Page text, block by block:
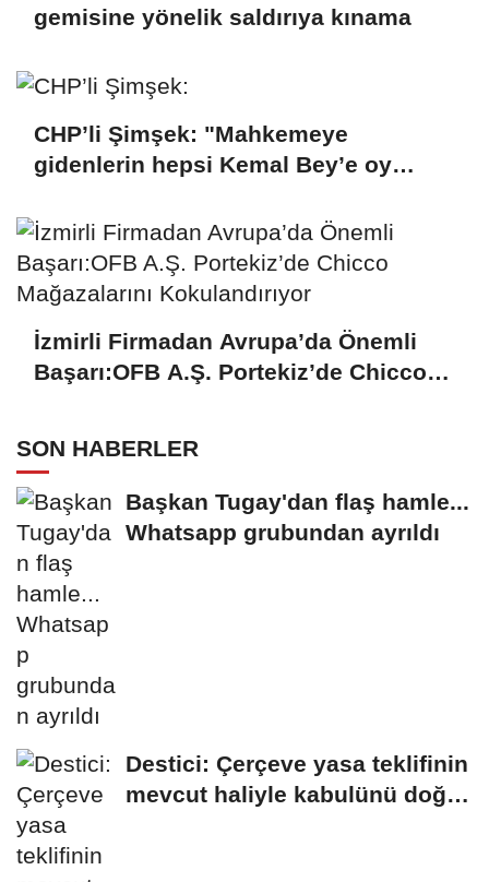
gemisine yönelik saldırıya kınama
CHP’li Şimşek: "Mahkemeye
gidenlerin hepsi Kemal Bey’e oy
İzmirli Firmadan Avrupa’da Önemli
Başarı:OFB A.Ş. Portekiz’de Chicco
SON HABERLER
Başkan Tugay'dan flaş hamle...
Whatsapp grubundan ayrıldı
Destici: Çerçeve yasa teklifinin
mevcut haliyle kabulünü doğru